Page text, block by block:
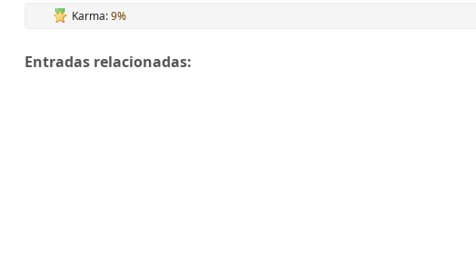
Karma:9%
Entradas relacionadas: